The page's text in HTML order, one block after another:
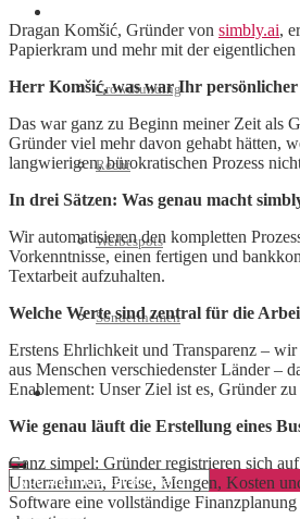
Crowdfunding
Recht
Werbespots
Sonderthemen
Geschäftskonto eröffnen
Dragan Komšić, Gründer von simbly.ai,
Papierkram und mehr mit der
Herr Komšić, was war Ihr
Das war ganz zu Beginn meiner Zeit als
Gründer viel mehr davon gehabt hätten,
langwierigen, bürokratischen Prozess
In drei Sätzen: Was genau macht
Wir automatisieren den kompletten
Vorkenntnisse, einen fertigen und
Textarbeit aufzuhalten.
Welche Werte sind zentral für die
Erstens Ehrlichkeit und Transparenz –
aus Menschen verschiedenster Länder –
Enablement: Unser Ziel ist es, Gründer
Wie genau läuft die Erstellung eines
Ganz simpel: Gründer registrieren sich
Unternehmen, Preise, Mengen, Kosten
Software eine vollständige